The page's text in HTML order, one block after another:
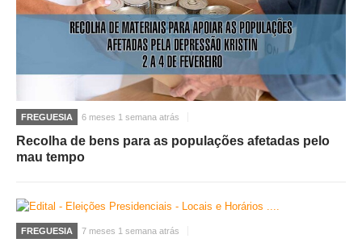
FREGUESIA 6 meses 1 semana atrás
Recolha de bens para as populações afetadas pelo
mau tempo
FREGUESIA 7 meses 1 semana atrás